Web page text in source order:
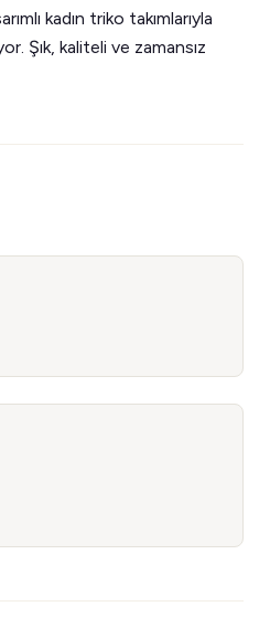
kadın triko takımlarıyla
Şık, kaliteli ve zamansız